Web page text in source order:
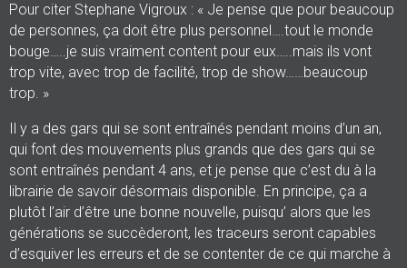
Pour citer Stephane Vigroux : « Je pense que pour beaucoup
de personnes, ça doit être plus personnel….tout le monde
bouge…..je suis vraiment content pour eux…..mais ils vont
trop vite, avec trop de facilité, trop de show……beaucoup
trop. »
Il y a des gars qui se sont entraînés pendant moins d’un an,
qui font des mouvements plus grands que des gars qui se
sont entraînés pendant 4 ans, et je pense que c’est du à la
librairie de savoir désormais disponible. En principe, ça a
plutôt l’air d’être une bonne nouvelle, puisqu’ alors que les
générations se succèderont, les traceurs seront capables
d’esquiver les erreurs et de se contenter de ce qui marche à